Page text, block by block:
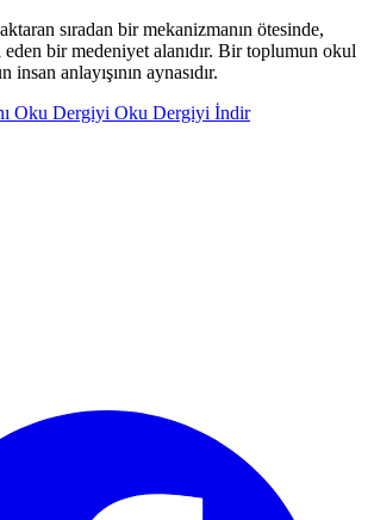
sıradan bir mekanizmanın ötesinde,
bir medeniyet alanıdır. Bir toplumun okul
insan anlayışının aynasıdır.
Oku Dergiyi Oku Dergiyi İndir